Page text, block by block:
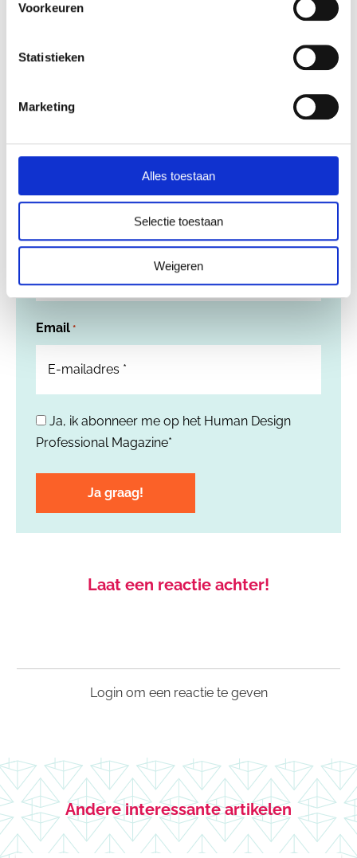
Voorkeuren
Statistieken
Marketing
Alles toestaan
Selectie toestaan
Weigeren
Design professioneel kunt integreren in je
praktijk. Voor jouw klanten of collega’s.
Email *
Ja, ik abonneer me op het Human Design
Professional Magazine*
Laat een reactie achter!
Login om een reactie te geven
Andere interessante artikelen